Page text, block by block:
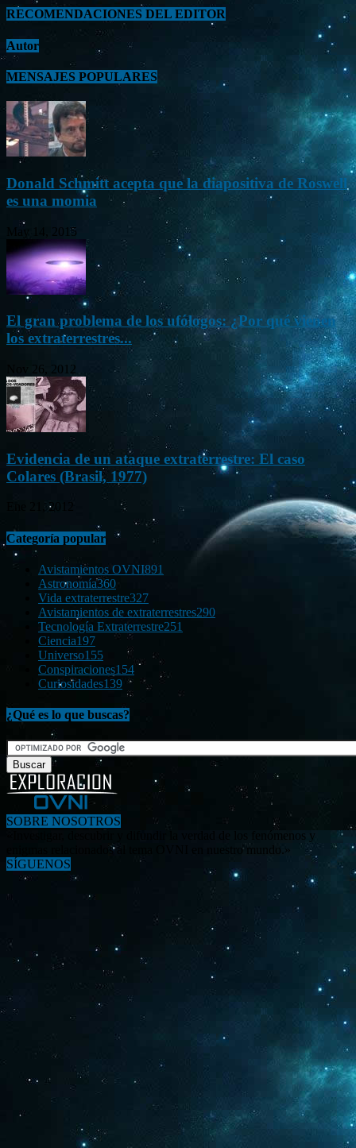
RECOMENDACIONES DEL EDITOR
Autor
MENSAJES POPULARES
Donald Schmitt acepta que la diapositiva de Roswell
es una momia
May 14, 2015
El gran problema de los ufólogos: ¿Por qué vienen
los extraterrestres...
Nov 26, 2012
Evidencia de un ataque extraterrestre: El caso
Colares (Brasil, 1977)
Ene 21, 2012
Categoría popular
Avistamientos OVNI891
Astronomía360
Vida extraterrestre327
Avistamientos de extraterrestres290
Tecnología Extraterrestre251
Ciencia197
Universo155
Conspiraciones154
Curiosidades139
¿Qué es lo que buscas?
SOBRE NOSOTROS
«Investigar, descubrir y difundir la verdad de los fenómenos y
enigmas relacionados al tema OVNI en nuestro mundo.»
SÍGUENOS